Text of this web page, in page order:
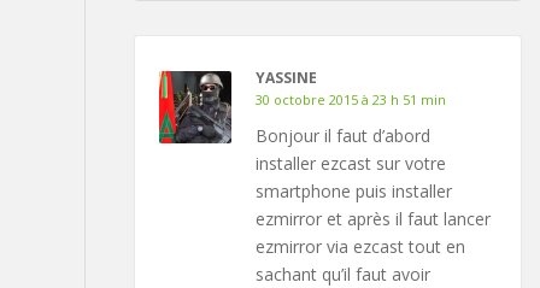
YASSINE
30 octobre 2015 à 23 h 51 min
Bonjour il faut d’abord
installer ezcast sur votre
smartphone puis installer
ezmirror et après il faut lancer
ezmirror via ezcast tout en
sachant qu’il faut avoir